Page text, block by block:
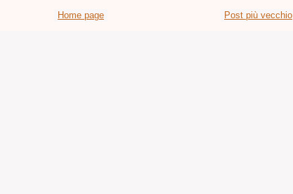
Post più vecchio
Home page